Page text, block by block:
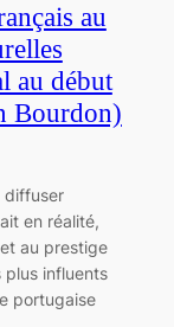
au
au début
Bourdon)
diffuser
en réalité,
au prestige
plus influents
portugaise